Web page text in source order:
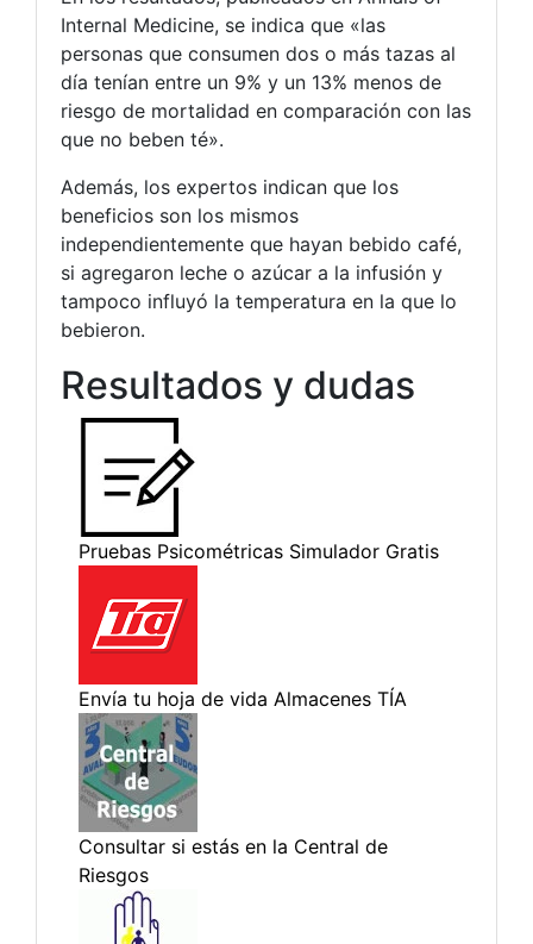
Internal Medicine, se indica que «las
personas que consumen dos o más tazas al
día tenían entre un 9% y un 13% menos de
riesgo de mortalidad en comparación con las
que no beben té».
Además, los expertos indican que los
beneficios son los mismos
independientemente que hayan bebido café,
si agregaron leche o azúcar a la infusión y
tampoco influyó la temperatura en la que lo
bebieron.
Resultados y dudas